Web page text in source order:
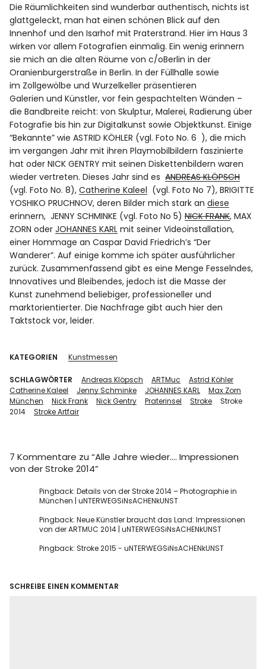
Die Räumlichkeiten sind wunderbar authentisch, nichts ist
glattgeleckt, man hat einen schönen Blick auf den
Innenhof und den Isarhof mit Praterstrand. Hier im Haus 3
wirken vor allem Fotografien einmalig. Ein wenig erinnern
sie mich an die alten Räume von c/oBerlin in der
Oranienburgerstraße in Berlin. In der Füllhalle sowie
im Zollgewölbe und Wurzelkeller präsentieren
Galerien und Künstler, vor fein gespachtelten Wänden –
die Bandbreite reicht: von Skulptur, Malerei, Radierung über
Fotografie bis hin zur Digitalkunst sowie Objektkunst. Einige
“Bekannte” wie ASTRID KÖHLER (vgl. Foto No. 6 ), die mich
im vergangen Jahr mit ihren Playmobilbildern faszinierte
hat oder NICK GENTRY mit seinen Diskettenbildern waren
wieder vertreten. Dieses Jahr sind esANDREAS KLÖPSCH
(vgl. Foto No. 8),Catherine Kaleel (vgl. Foto No 7),BRIGITTE
YOSHIKO PRUCHNOV, deren Bilder mich stark andiese
erinnern, JENNY SCHMINKE (vgl. Foto No 5)NICK FRANK,MAX
ZORN oderJOHANNES KARL mit seiner Videoinstallation,
einer Hommage an Caspar David Friedrich’s “Der
Wanderer”. Auf einige komme ich später ausführlicher
zurück. Zusammenfassend gibt es eine Menge Fesselndes,
Innovatives und Bleibendes, jedoch ist die Masse der
Kunst zunehmend beliebiger, professioneller und
marktorientierter. Die Nachfrage gibt auch hier den
Taktstock vor, leider.
KATEGORIEN Kunstmessen
SCHLAGWÖRTER Andreas Klöpsch ARTMuc
Astrid Köhler
Catherine Kaleel
Jenny Schminke JOHANNES KARL
Max Zorn
München
Nick Frank Nick Gentry Praterinsel Stroke
Stroke
2014
Stroke Artfair
7 Kommentare zu “Alle Jahre wieder…. Impressionen
von der Stroke 2014”
Pingback: Details von der Stroke 2014 – Photographie in
München | uNTERWEGSiNsACHENkUNST
Pingback: Neue Künstler braucht das Land: Impressionen
von der ARTMUC 2014 | uNTERWEGSiNsACHENkUNST
Pingback:Stroke 2015 - uNTERWEGSiNsACHENkUNST
SCHREIBE EINEN KOMMENTAR